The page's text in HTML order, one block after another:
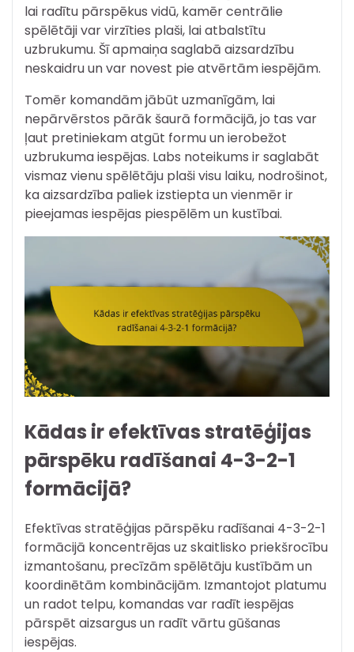
lai radītu pārspēkus vidū, kamēr centrālie
spēlētāji var virzīties plaši, lai atbalstītu
uzbrukumu. Šī apmaiņa saglabā aizsardzību
neskaidru un var novest pie atvērtām iespējām.
Tomēr komandām jābūt uzmanīgām, lai
nepārvērstos pārāk šaurā formācijā, jo tas var
ļaut pretiniekam atgūt formu un ierobežot
uzbrukuma iespējas. Labs noteikums ir saglabāt
vismaz vienu spēlētāju plaši visu laiku, nodrošinot,
ka aizsardzība paliek izstiepta un vienmēr ir
pieejamas iespējas piespēlēm un kustībai.
Kādas ir efektīvas stratēģijas
pārspēku radīšanai 4-3-2-1
formācijā?
Efektīvas stratēģijas pārspēku radīšanai 4-3-2-1
formācijā koncentrējas uz skaitlisko priekšrocību
izmantošanu, precīzām spēlētāju kustībām un
koordinētām kombinācijām. Izmantojot platumu
un radot telpu, komandas var radīt iespējas
pārspēt aizsargus un radīt vārtu gūšanas
iespējas.